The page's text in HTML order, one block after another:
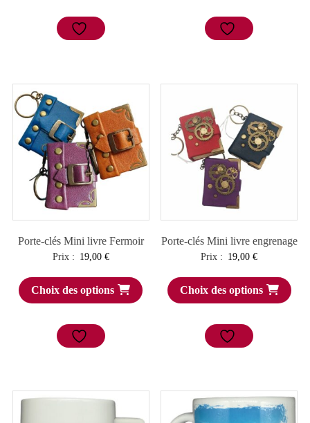
Porte-clés Mini livre Fermoir
Prix : 19,00 €
Choix des options
Porte-clés Mini livre engrenage
Prix : 19,00€
Choix des options